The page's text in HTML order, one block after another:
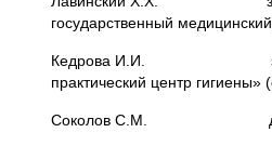
государственный
Кедрова И.И. заведующая
практический центр гигиены»
Соколов С.М. директор